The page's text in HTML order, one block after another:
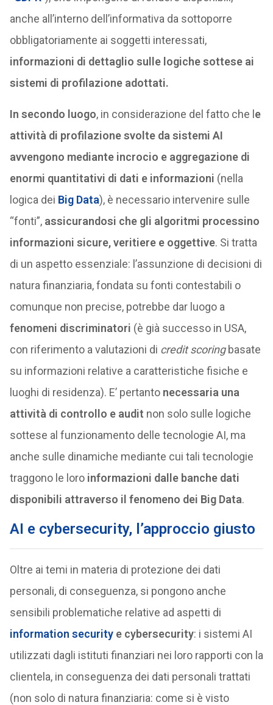
anche all’interno dell’informativa da sottoporre
obbligatoriamente ai soggetti interessati,
informazioni di dettaglio sulle logiche sottese ai
sistemi di profilazione adottati.
In secondo luogo, in considerazione del fatto che l e
attività di profilazione svolte da sistemi AI
avvengono mediante incrocio e aggregazione di
enormi quantitativi di dati e informazioni (nella
logica dei Big Data), è necessario intervenire sulle
“fonti”, assicurandosi che gli algoritmi processino
informazioni sicure, veritiere e oggettive. Si tratta
di un aspetto essenziale: l’assunzione di decisioni di
natura finanziaria, fondata su fonti contestabili o
comunque non precise, potrebbe dar luogo a
fenomeni discriminatori (è già successo in USA,
con riferimento a valutazioni di credit scoringbasate
su informazioni relative a caratteristiche fisiche e
luoghi di residenza). E’ pertanto necessaria una
attività di controllo e audit non solo sulle logiche
sottese al funzionamento delle tecnologie AI, ma
anche sulle dinamiche mediante cui tali tecnologie
traggono le loro informazioni dalle banche dati
disponibili attraverso il fenomeno dei Big Data.
AI e cybersecurity, l’approccio giusto
Oltre ai temi in materia di protezione dei dati
personali, di conseguenza, si pongono anche
sensibili problematiche relative ad aspetti di
information securitye cybersecurity: i sistemi AI
utilizzati dagli istituti finanziari nei loro rapporti con la
clientela, in conseguenza dei dati personali trattati
(non solo di natura finanziaria: come si è visto